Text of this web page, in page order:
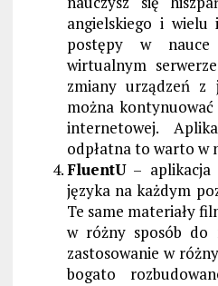
angielskiego i wielu
postępy w
wirtualnym
zmiany urządzeń z
można
internetowej.
odpłatna to warto w
FluentU– aplikacja
języka na każdym
Te same materiały
w różny sposób do
zastosowanie w
bogato